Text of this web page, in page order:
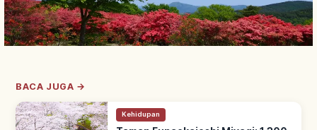
BACA JUGA →
Kehidupan